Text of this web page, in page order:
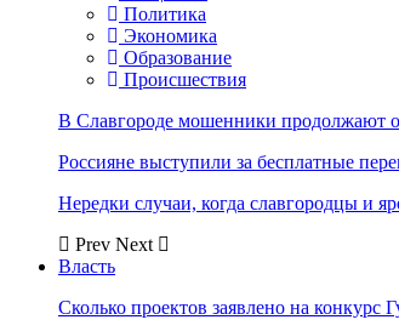
Политика
Экономика
Образование
Происшествия
В Славгороде мошенники продолжают
Россияне выступили за бесплатные
Нередки случаи, когда славгородцы и
Prev Next
Власть
Сколько проектов заявлено на конкурс